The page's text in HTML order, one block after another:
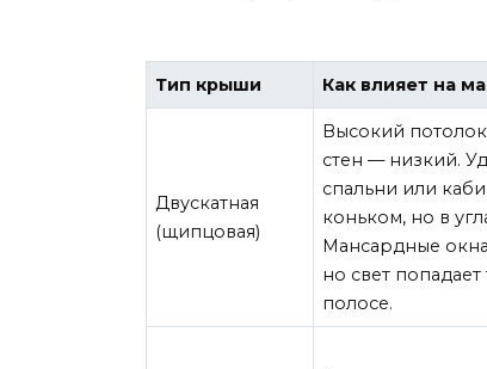
Тип крыши Как влияет на
Двускатная
(щипцовая)
Высокий
стен — низкий.
спальни или
коньком, но в
Мансардные окна
но свет
полосе.